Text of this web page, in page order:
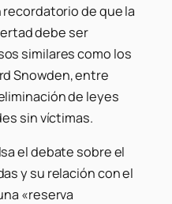
recordatorio de que la
debe ser
similares como los
Snowden, entre
de leyes
sin víctimas.
el debate sobre el
y su relación con el
«reserva